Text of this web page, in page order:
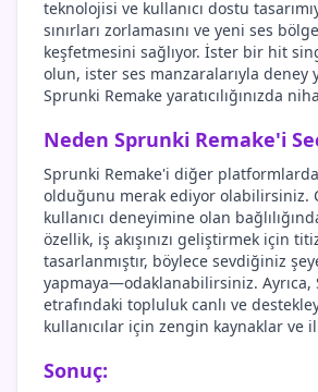
teknolojisi ve kullanıcı dostu
sınırları zorlamasını ve yeni ses
keşfetmesini sağlıyor. İster bir hit
olun, ister ses manzaralarıyla deney
Sprunki Remake yaratıcılığınızda
Neden Sprunki Remake'i
Sprunki Remake'i diğer
olduğunu merak ediyor olabilirsiniz.
kullanıcı deneyimine olan
özellik, iş akışınızı geliştirmek için
tasarlanmıştır, böylece sevdiğiniz
yapmaya—odaklanabilirsiniz. Ayrıca,
etrafındaki topluluk canlı ve
kullanıcılar için zengin kaynaklar ve
Sonuç: